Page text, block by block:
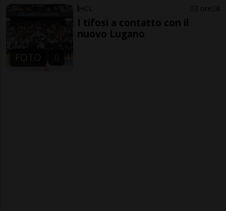
FOTO
HCL 3 ore 8
I tifosi a contatto con il
nuovo Lugano